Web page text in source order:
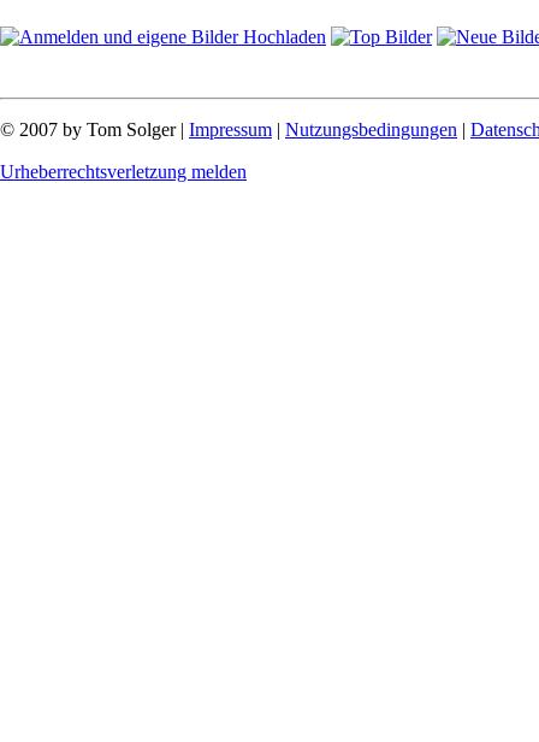
© 2007 by Tom Solger | Impressum | Nutzungsbedingungen |
Urheberrechtsverletzung melden